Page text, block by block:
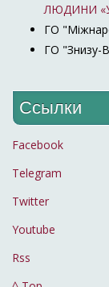
ЛЮДИНИ
ГО
ГО "Знизу-
Ссылки
Facebook
Telegram
Twitter
Youtube
Rss